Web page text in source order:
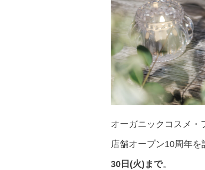
オーガニックコスメ・
店舗オープン10周年
30日(火)まで。